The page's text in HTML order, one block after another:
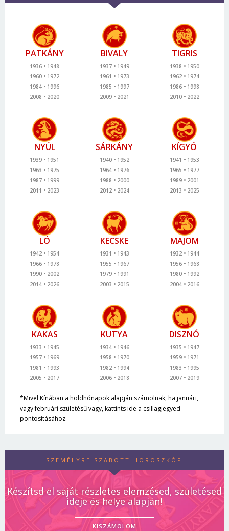
PATKÁNY
1936
1948
1960
1972
1984
1996
2008
2020
BIVALY
1937
1949
1961
1973
1985
1997
2009
2021
TIGRIS
1938
1950
1962
1974
1986
1998
2010
2022
NYÚL
1939
1951
1963
1975
1987
1999
2011
2023
SÁRKÁNY
1940
1952
1964
1976
1988
2000
2012
2024
KÍGYÓ
1941
1953
1965
1977
1989
2001
2013
2025
LÓ
1942
1954
1966
1978
1990
2002
2014
2026
KECSKE
1931
1943
1955
1967
1979
1991
2003
2015
MAJOM
1932
1944
1956
1968
1980
1992
2004
2016
KAKAS
1933
1945
1957
1969
1981
1993
2005
2017
KUTYA
1934
1946
1958
1970
1982
1994
2006
2018
DISZNÓ
1935
1947
1959
1971
1983
1995
2007
2019
*Mivel Kínában a holdhónapok alapján számolnak, ha januári,
vagy februári születésű vagy, kattints ide a csillagjegyed
pontosításához.
SZEMÉLYRE SZABOTT HOROSZKÓP
Készítsd el saját részletes elemzésed, születésed
ideje és helye alapján!
KISZÁMOLOM